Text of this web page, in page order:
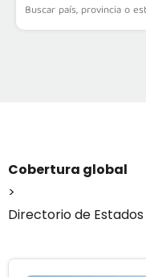
Cobertura global
>
Directorio de Estados